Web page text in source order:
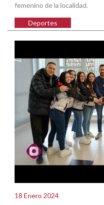
femenino de la localidad.
Deportes
18 Enero 2024